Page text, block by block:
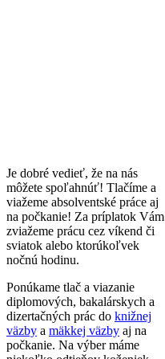
Je dobré vedieť, že na nás
môžete spoľahnúť! Tlačíme a
viažeme absolventské práce aj
na počkanie! Za príplatok Vám
zviažeme prácu cez víkend či
sviatok alebo ktorúkoľvek
nočnú hodinu.
Ponúkame tlač a viazanie
diplomových, bakalárskych a
dizertačných prác do knižnej
väzby a mäkkej väzby aj na
počkanie. Na výber máme